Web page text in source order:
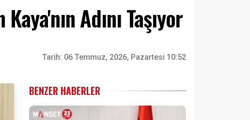
Adını Taşıyor
Tarih: 06 Temmuz, 2026, Pazartesi 10:52
BENZER HABERLER